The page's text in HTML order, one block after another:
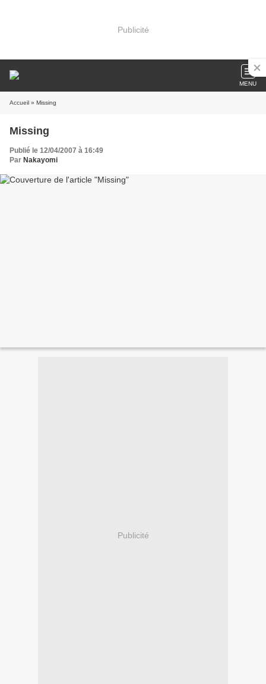
Publicité
MENU
Accueil » Missing
Missing
Publié le 12/04/2007 à 16:49
Par Nakayomi
Publicité